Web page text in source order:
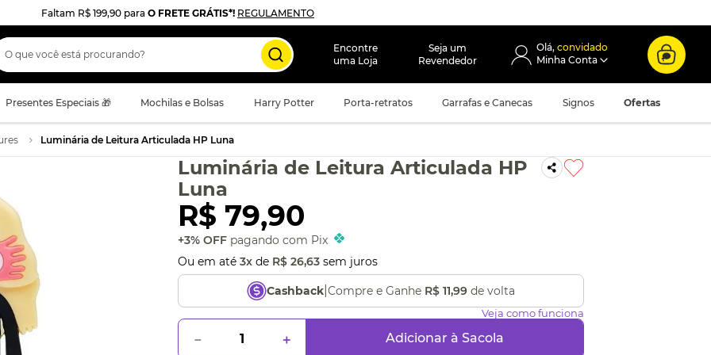
Faltam R$ 199,90 para O FRETE GRÁTIS*! REGULAMENTO
que você está procurando?
Encontre
uma Loja
Seja um
Revendedor
convidado
Presentes Especiais 🎁 Mochilas e Bolsas Harry Potter Porta-retratos Garrafas e Canecas Signos Ofertas
Luminária de Leitura Articulada HP Luna
Luminária de Leitura Articulada HP
Luna
R$ 79,90
+3% OFF pagando com Pix
Ou em até 3x de R$ 26,63 sem juros
Cashback Compre e Ganhe R$ 11,99 de volta
Veja como funciona
＋
－ Adicionar à Sacola